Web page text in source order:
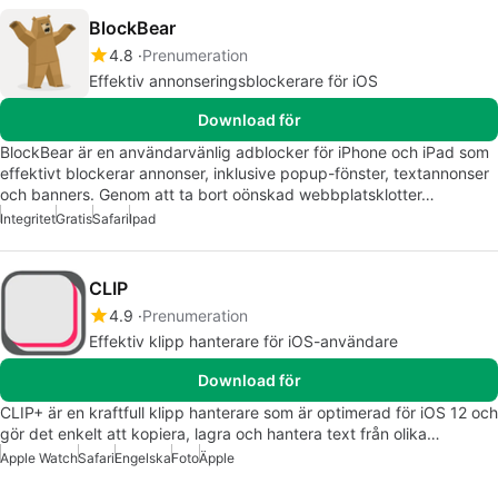
BlockBear
4.8 Prenumeration
Effektiv annonseringsblockerare för iOS
Download för
BlockBear är en användarvänlig adblocker för iPhone och iPad som
effektivt blockerar annonser, inklusive popup-fönster, textannonser
och banners. Genom att ta bort oönskad webbplatsklotter…
IntegritetGratisSafariIpad
CLIP
4.9 Prenumeration
Effektiv klipp hanterare för iOS-användare
Download för
CLIP+ är en kraftfull klipp hanterare som är optimerad för iOS 12 och
gör det enkelt att kopiera, lagra och hantera text från olika…
Apple WatchSafariEngelskaFotoÄpple